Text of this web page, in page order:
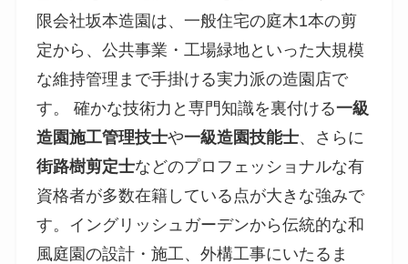
限会社坂本造園は、一般住宅の庭木1本の剪
定から、公共事業・工場緑地といった大規模
な維持管理まで手掛ける実力派の造園店で
す。 確かな技術力と専門知識を裏付ける一級
造園施工管理技士や一級造園技能士、さらに
街路樹剪定士などのプロフェッショナルな有
資格者が多数在籍している点が大きな強みで
す。イングリッシュガーデンから伝統的な和
風庭園の設計・施工、外構工事にいたるま